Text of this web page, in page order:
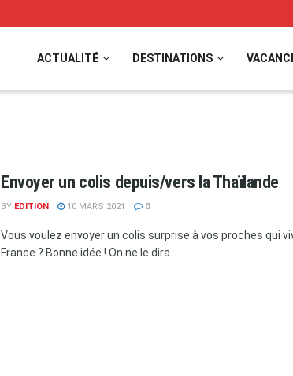
ACTUALITÉ DESTINATIONS
Envoyer un colis depuis/vers la Thaïlande
BY EDITION 10 MARS 2021 0
Vous voulez envoyer un colis surprise à vos proches qui
France ? Bonne idée ! On ne le dira ...